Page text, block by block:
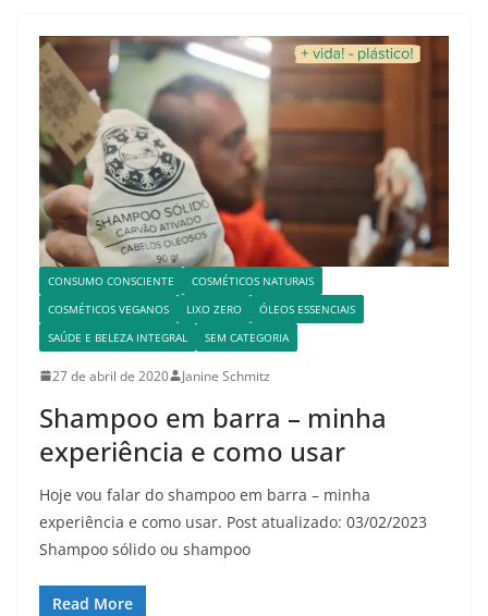
CONSUMO CONSCIENTE
COSMÉTICOS NATURAIS
COSMÉTICOS VEGANOS
LIXO ZERO
ÓLEOS ESSENCIAIS
SAÚDE E BELEZA INTEGRAL
SEM CATEGORIA
27 de abril de 2020 Janine Schmitz
Shampoo em barra – minha
experiência e como usar
Hoje vou falar do shampoo em barra – minha
experiência e como usar. Post atualizado: 03/02/2023
Shampoo sólido ou shampoo
Read More